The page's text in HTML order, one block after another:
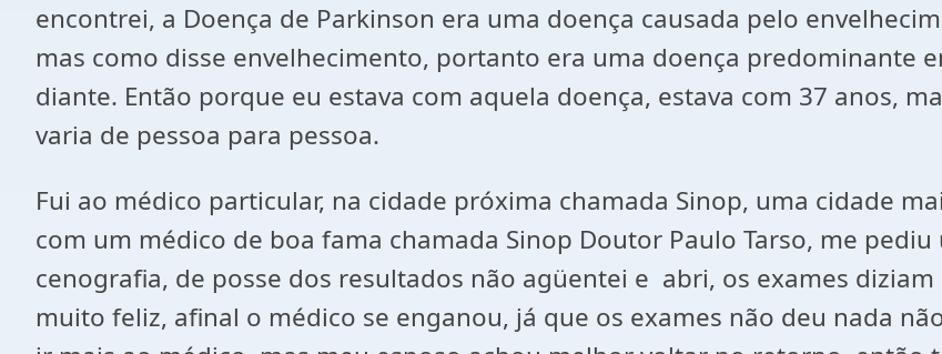
encontrei, a Doença de Parkinson era uma doença causada pelo
mas como disse envelhecimento, portanto era uma doença predominante
diante. Então porque eu estava com aquela doença, estava com 37 anos,
varia de pessoa para pessoa.
Fui ao médico particular, na cidade próxima chamada Sinop, uma cidade
com um médico de boa fama chamada Sinop Doutor Paulo Tarso, me
cenografia, de posse dos resultados não agüentei e abri, os exames
muito feliz, afinal o médico se enganou, já que os exames não deu nada